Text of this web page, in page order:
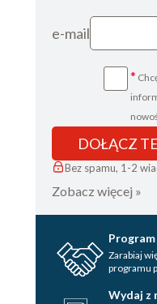
e-mail
*
DOŁĄCZ
Bez spamu, 1-2
Zobacz więcej »
Zarabiaj
programu
Wydaj z